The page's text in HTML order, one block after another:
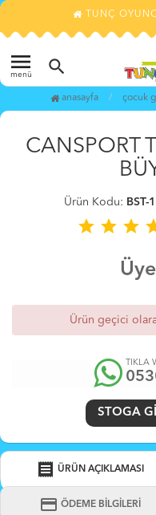
TUNÇ
menu
menü search
anasayfa çocuk
CANSPORT
Ürün Kodu: BST-
star star star
Ürün geçici
TIKLA
STOGA
receipt ÜRÜN AÇIKLAMASI
credit_card ÖDEME BİLGİLERİ